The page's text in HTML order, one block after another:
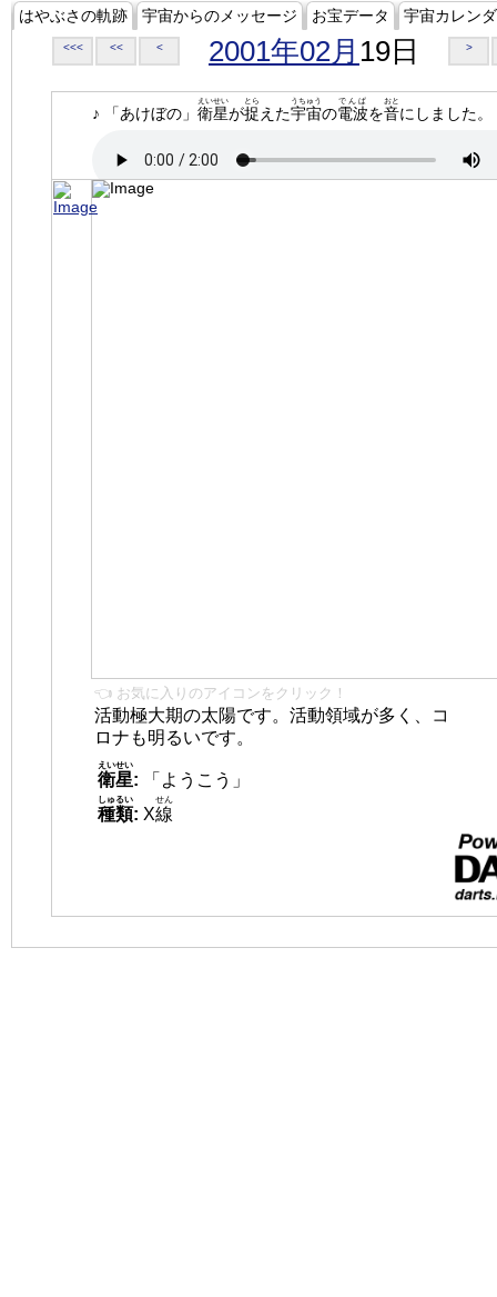
はやぶさの軌跡 宇宙からのメッセージ お宝データ 宇宙カレン
<<< << < 2001年02月 19日 >
♪ 「あけぼの」 衛星
えいせい
が捉
とら
えた宇宙
うちゅう
の電波
でんぱ
を音
おと
にしました。
👈 お気に入りのアイコンをクリック！
活動極大期の太陽です。活動領域が多く、コ
ロナも明るいです。
衛星
えいせい
:
「ようこう」
種類
しゅるい
: X線
せん